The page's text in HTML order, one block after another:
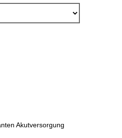
Akutversorgung